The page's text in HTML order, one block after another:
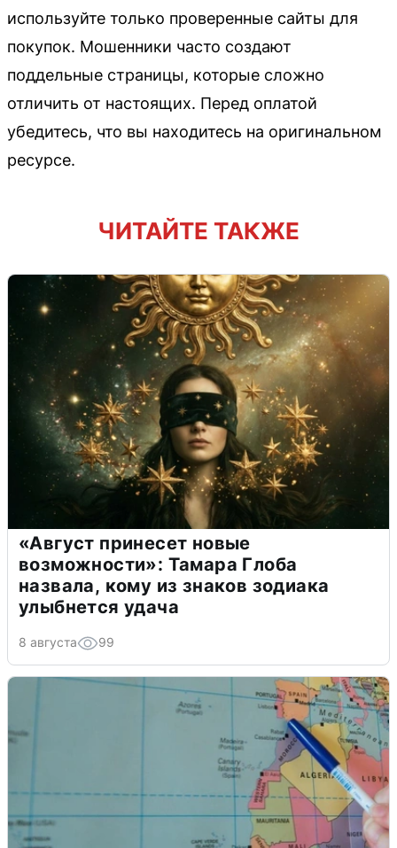
используйте только проверенные сайты для
покупок. Мошенники часто создают
поддельные страницы, которые сложно
отличить от настоящих. Перед оплатой
убедитесь, что вы находитесь на оригинальном
ресурсе.
ЧИТАЙТЕ ТАКЖЕ
«Август принесет новые
возможности»: Тамара Глоба
назвала, кому из знаков зодиака
улыбнется удача
8 августа 99